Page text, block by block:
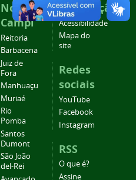
Nossos
Campi
Reitoria
Barbacena
Juiz de
Fora
Manhuaçu
Muriaé
Rio
Pomba
Santos
Dumont
São João
del-Rei
Navegação
Acessibilidade
Mapa do
site
Redes
sociais
YouTube
Facebook
Instagram
RSS
O que é?
Assine